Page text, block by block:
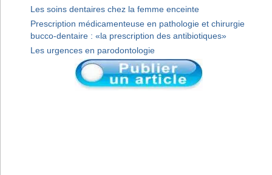
Les soins dentaires chez la femme enceinte
Prescription médicamenteuse en pathologie et chirurgie
bucco-dentaire : «la prescription des antibiotiques»
Les urgences en parodontologie